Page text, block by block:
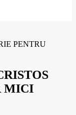
PENTRU
MICI